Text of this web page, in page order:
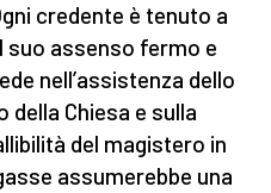
credente è tenuto a
suo assenso fermo e
nell’assistenza dello
Chiesa e sulla
del magistero in
assumerebbe una